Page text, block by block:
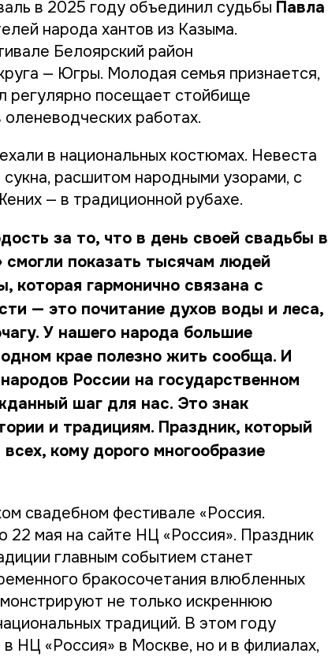
в 2025 году объединил судьбы Павла
народа хантов из Казыма.
Белоярский район
— Югры. Молодая семья признается,
регулярно посещает стойбище
работах.
в национальных костюмах. Невеста
расшитом народными узорами, с
— в традиционной рубахе.
за то, что в день своей свадьбы в
показать тысячам людей
которая гармонично связана с
— это почитание духов воды и леса,
У нашего народа большие
крае полезно жить сообща. И
России на государственном
шаг для нас. Это знак
и традициям. Праздник, который
кому дорого многообразие
свадебном фестивале «Россия.
мая на сайте НЦ «Россия». Праздник
главным событием станет
бракосочетания влюбленных
не только искреннюю
традиций. В этом году
НЦ «Россия» в Москве, но и в филиалах,